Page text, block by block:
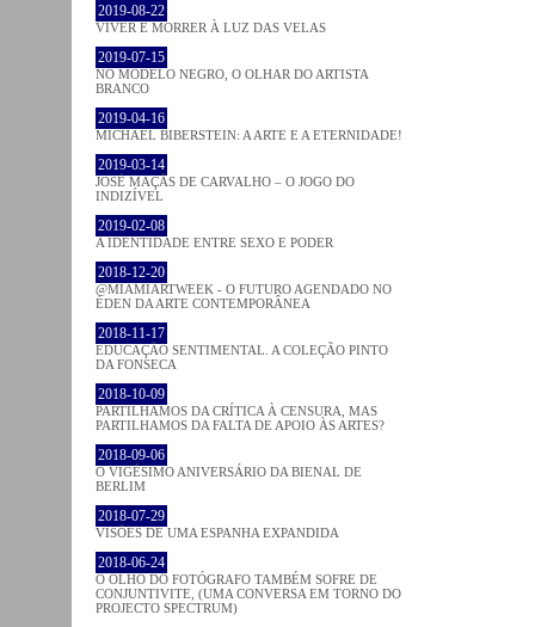
2019-08-22
VIVER E MORRER À LUZ DAS VELAS
2019-07-15
NO MODELO NEGRO, O OLHAR DO ARTISTA
BRANCO
2019-04-16
MICHAEL BIBERSTEIN: A ARTE E A ETERNIDADE!
2019-03-14
JOSÉ MAÇÃS DE CARVALHO – O JOGO DO
INDIZÍVEL
2019-02-08
A IDENTIDADE ENTRE SEXO E PODER
2018-12-20
@MIAMIARTWEEK - O FUTURO AGENDADO NO
ÉDEN DA ARTE CONTEMPORÂNEA
2018-11-17
EDUCAÇÃO SENTIMENTAL. A COLEÇÃO PINTO
DA FONSECA
2018-10-09
PARTILHAMOS DA CRÍTICA À CENSURA, MAS
PARTILHAMOS DA FALTA DE APOIO ÀS ARTES?
2018-09-06
O VIGÉSIMO ANIVERSÁRIO DA BIENAL DE
BERLIM
2018-07-29
VISÕES DE UMA ESPANHA EXPANDIDA
2018-06-24
O OLHO DO FOTÓGRAFO TAMBÉM SOFRE DE
CONJUNTIVITE, (UMA CONVERSA EM TORNO DO
PROJECTO SPECTRUM)